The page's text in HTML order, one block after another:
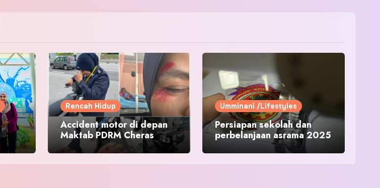
Rencah Hidup
Accident motor di depan
Maktab PDRM Cheras
Umminani /Lifestyles
Persiapan sekolah dan
perbelanjaan asrama 2025